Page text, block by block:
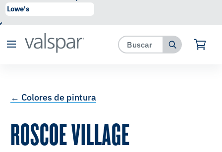
se ha agregado a favoritos.
← Colores de pintura
ROSCOE VILLAGE